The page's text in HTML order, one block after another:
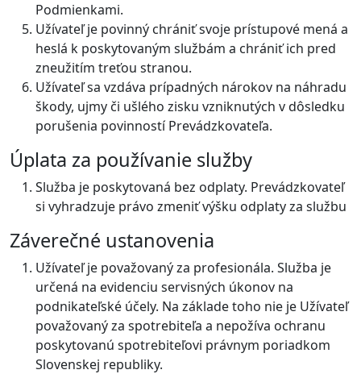
Podmienkami.
Užívateľ je povinný chrániť svoje prístupové mená a
heslá k poskytovaným službám a chrániť ich pred
zneužitím treťou stranou.
Užívateľ sa vzdáva prípadných nárokov na náhradu
škody, ujmy či ušlého zisku vzniknutých v dôsledku
porušenia povinností Prevádzkovateľa.
Úplata za používanie služby
Služba je poskytovaná bez odplaty. Prevádzkovateľ
si vyhradzuje právo zmeniť výšku odplaty za službu
Záverečné ustanovenia
Užívateľ je považovaný za profesionála. Služba je
určená na evidenciu servisných úkonov na
podnikateľské účely. Na základe toho nie je Užívateľ
považovaný za spotrebiteľa a nepožíva ochranu
poskytovanú spotrebiteľovi právnym poriadkom
Slovenskej republiky.